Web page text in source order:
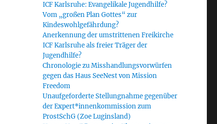
ICF Karlsruhe: Evangelikale Jugendhilfe?
Vom „großen Plan Gottes“ zur
Kindeswohlgefährdung?
Anerkennung der umstrittenen Freikirche
ICF Karlsruhe als freier Träger der
Jugendhilfe?
Chronologie zu Misshandlungsvorwürfen
gegen das Haus SeeNest von Mission
Freedom
Unaufgeforderte Stellungnahme gegenüber
der Expert*innenkommission zum
ProstSchG (Zoe Luginsland)